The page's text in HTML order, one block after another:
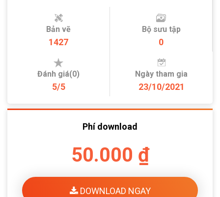
Bản vẽ
1427
Bộ sưu tập
0
Đánh giá(0)
5/5
Ngày tham gia
23/10/2021
Phí download
50.000 ₫
DOWNLOAD NGAY